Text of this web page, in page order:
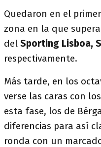
Quedaron en el
zona en la que
del Sporting Lisboa,
respectivamente.
Más tarde, en los
verse las caras con los
esta fase, los de
diferencias para así
ronda con un